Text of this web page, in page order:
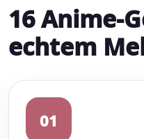
16 Anime-
echtem
01